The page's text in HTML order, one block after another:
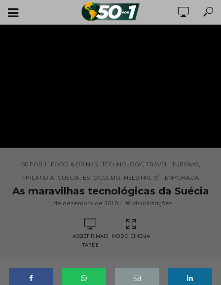
50 POR 1, FOOD & DRINKS, TECHNOLOGY, TRAVEL, TURISMO,
FINLÂNDIA, SUÉCIA, ESTOCOLMO, HELSINKI, 9ª TEMPORADA
As maravilhas tecnológicas da Suécia
1 de dezembro de 2018 90 visualizações
ASSISTIR MAIS
TARDE
MODO CINEMA